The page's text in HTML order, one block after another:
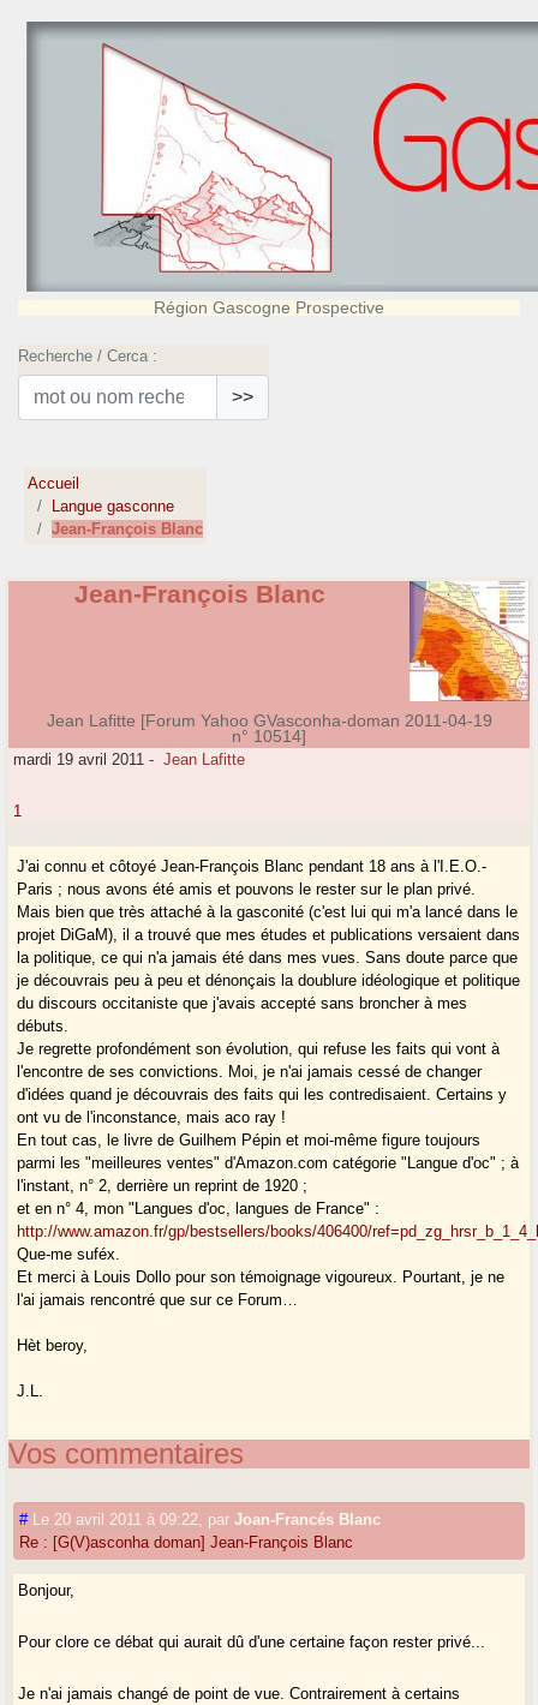
Région Gascogne Prospective
Recherche / Cerca :
>>
Accueil
Langue gasconne
Jean-François Blanc
Jean-François Blanc
Jean Lafitte [Forum Yahoo GVasconha-doman 2011-04-19
n° 10514]
mardi 19 avril 2011 - Jean Lafitte
1
J'ai connu et côtoyé Jean-François Blanc pendant 18 ans à l'I.E.O.-
Paris ; nous avons été amis et pouvons le rester sur le plan privé.
Mais bien que très attaché à la gasconité (c'est lui qui m'a lancé dans le
projet DiGaM), il a trouvé que mes études et publications versaient dans
la politique, ce qui n'a jamais été dans mes vues. Sans doute parce que
je découvrais peu à peu et dénonçais la doublure idéologique et politique
du discours occitaniste que j'avais accepté sans broncher à mes
débuts.
Je regrette profondément son évolution, qui refuse les faits qui vont à
l'encontre de ses convictions. Moi, je n'ai jamais cessé de changer
d'idées quand je découvrais des faits qui les contredisaient. Certains y
ont vu de l'inconstance, mais aco ray !
En tout cas, le livre de Guilhem Pépin et moi-même figure toujours
parmi les "meilleures ventes" d'Amazon.com catégorie "Langue d'oc" ; à
l'instant, n° 2, derrière un reprint de 1920 ;
et en n° 4, mon "Langues d'oc, langues de France" :
http://www.amazon.fr/gp/bestsellers/books/406400/
Que-me suféx.
Et merci à Louis Dollo pour son témoignage vigoureux. Pourtant, je ne
l'ai jamais rencontré que sur ce Forum…
Hèt beroy,
J.L.
Vos commentaires
# Le 20 avril 2011 à 09:22 parJoan-Francés Blanc
Re : [G(V)asconha doman] Jean-François Blanc
Bonjour,
Pour clore ce débat qui aurait dû d'une certaine façon rester privé...
Je n'ai jamais changé de point de vue. Contrairement à certains